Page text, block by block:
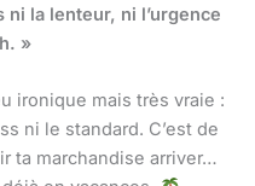
la lenteur, ni l’urgence
»
ironique mais très vraie :
ni le standard. C’est de
ta marchandise arriver…